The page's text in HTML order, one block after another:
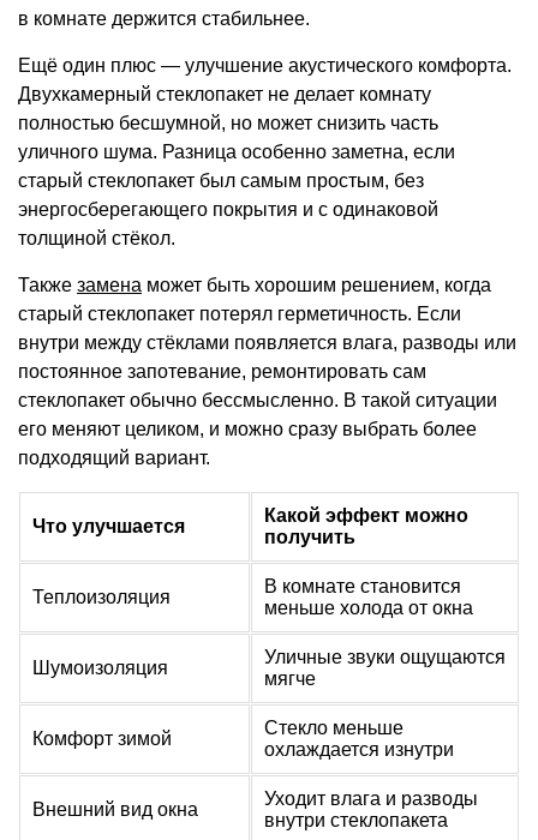
в комнате держится стабильнее.
Ещё один плюс — улучшение акустического комфорта.
Двухкамерный стеклопакет не делает комнату
полностью бесшумной, но может снизить часть
уличного шума. Разница особенно заметна, если
старый стеклопакет был самым простым, без
энергосберегающего покрытия и с одинаковой
толщиной стёкол.
Также замена может быть хорошим решением, когда
старый стеклопакет потерял герметичность. Если
внутри между стёклами появляется влага, разводы или
постоянное запотевание, ремонтировать сам
стеклопакет обычно бессмысленно. В такой ситуации
его меняют целиком, и можно сразу выбрать более
подходящий вариант.
Что улучшается
Какой эффект можно
получить
Теплоизоляция
В комнате становится
меньше холода от окна
Шумоизоляция
Уличные звуки ощущаются
мягче
Комфорт зимой
Стекло меньше
охлаждается изнутри
Внешний вид окна
Уходит влага и разводы
внутри стеклопакета